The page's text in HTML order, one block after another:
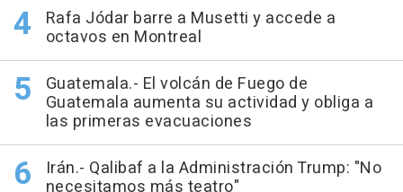
Rafa Jódar barre a Musetti y accede a
octavos en Montreal
Guatemala.- El volcán de Fuego de
Guatemala aumenta su actividad y obliga a
las primeras evacuaciones
Irán.- Qalibaf a la Administración Trump: "No